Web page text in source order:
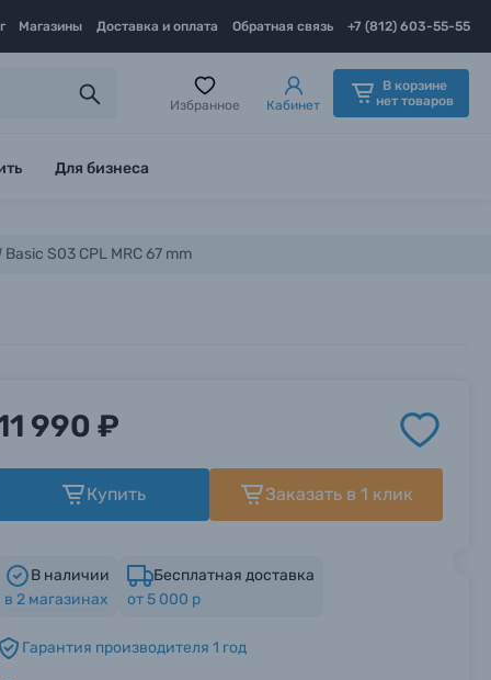
Магазины Доставка и оплата Обратная связь +7 (812) 603-55-55
Избранное Кабинет
В корзине
нет товаров
Для бизнеса
S03 CPL MRC 67 mm
990 ₽
Купить Заказать в 1 клик
В наличии
в 2магазинах
Бесплатная доставка
от 5 000 р
Гарантия производителя 1 год